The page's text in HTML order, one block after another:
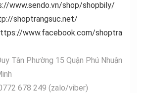
www.sendo.vn/shop/shopbily/
shoptrangsuc.net/
www.facebook.com/shoptra
Tân Phường 15 Quận Phú Nhuận
678 249 (zalo/viber)